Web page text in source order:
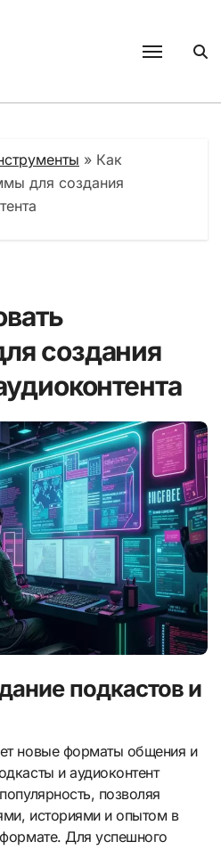
» Как
для создания
создания
подкастов и
и аудиоконтент
позволяя
историями и опытом в
Для успешного